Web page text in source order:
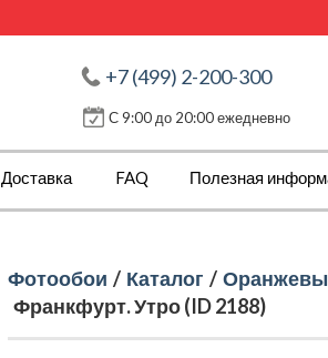
+7 (499) 2-200-300
С 9:00 до 20:00 ежедневно
Доставка FAQ Полезная
Фотообои / Каталог /
Франкфурт. Утро (ID 2188)